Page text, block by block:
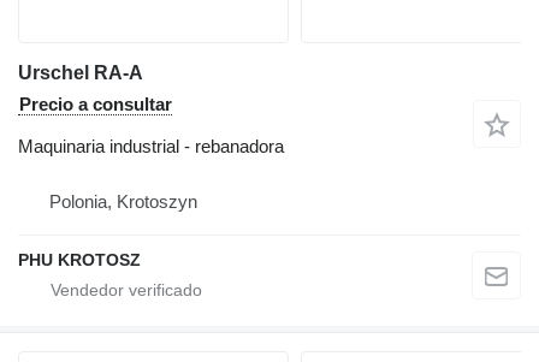
Urschel RA-A
Precio a consultar
Maquinaria industrial - rebanadora
Polonia, Krotoszyn
PHU KROTOSZ